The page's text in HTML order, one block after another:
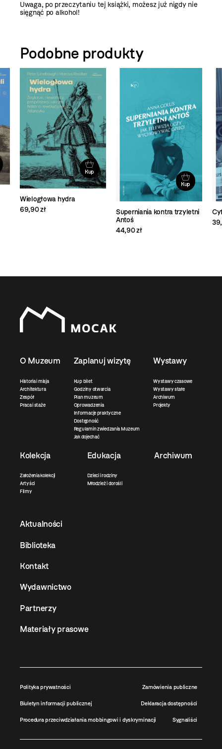
Uwaga, po przeczytaniu tej książki, możesz już nigdy nie
sięgnąć po alkohol!
Podobne produkty
Kup
Wielogłowa hydra
69,90 zł
Kup
Superniania kontra trzyletni
Antoś
44,90 zł
O Muzeum
Historia i misja
Architektura
Zespół
Praca i staże
Zaplanuj wizytę
Kup bilet
Godziny otwarcia
Plan muzeum
Oprowadzenia
Informacje praktyczne
Dostępność
Regulamin zwiedzania Muzeum
Jak dojechać
Wystawy
Wystawy czasowe
Wystawy stałe
Archiwum
Projekty
Kolekcja
Założenia kolekcji
Artyści
Filmy
Edukacja
Dzieci i rodziny
Młodzież i dorośli
Archiwum
Aktualności
Biblioteka
Kontakt
Wydawnictwo
Partnerzy
Materiały prasowe
Polityka prywatności Zamówienia publiczne
Biuletyn informacji publicznej Deklaracja dostępności
Procedura przeciwdziałania mobbingowi i dyskryminacji Sygnaliści